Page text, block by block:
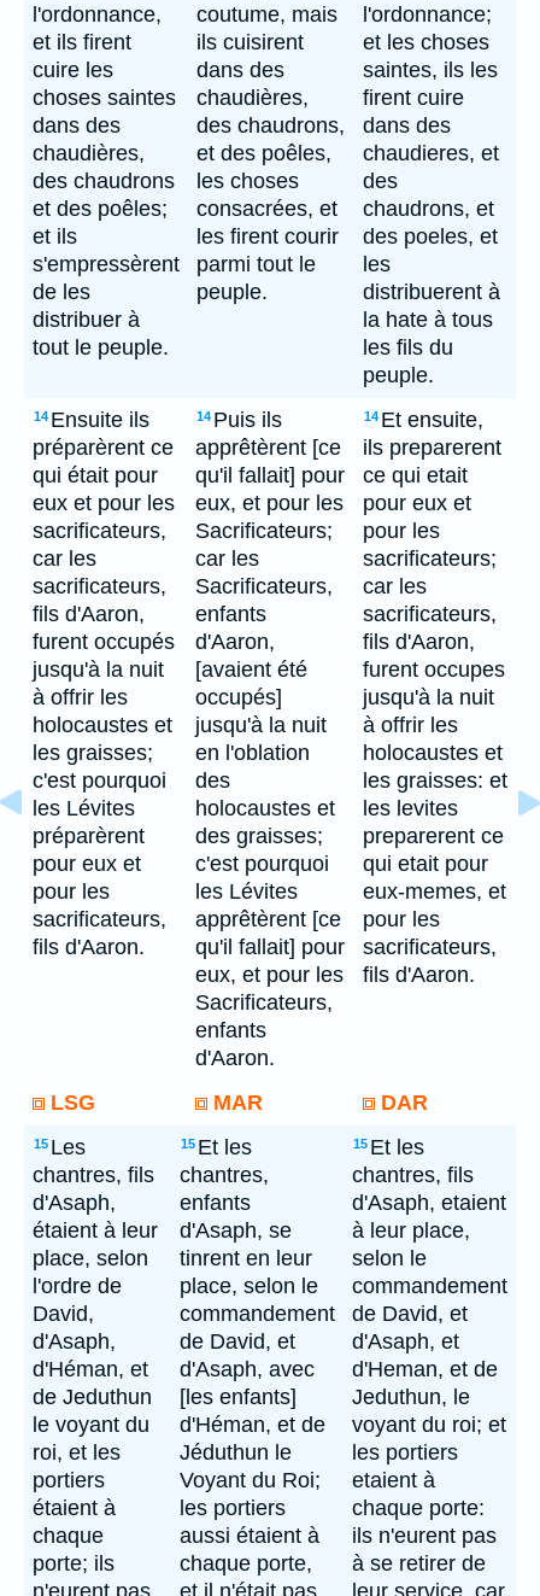
l'ordonnance,
et ils firent
cuire les
choses saintes
dans des
chaudières,
des chaudrons
et des poêles;
et ils
s'empressèrent
de les
distribuer à
tout le peuple.
coutume, mais
ils cuisirent
dans des
chaudières,
des chaudrons,
et des poêles,
les choses
consacrées, et
les firent courir
parmi tout le
peuple.
l'ordonnance;
et les choses
saintes, ils les
firent cuire
dans des
chaudieres, et
des
chaudrons, et
des poeles, et
les
distribuerent à
la hate à tous
les fils du
peuple.
14 Ensuite ils
préparèrent ce
qui était pour
eux et pour les
sacrificateurs,
car les
sacrificateurs,
fils d'Aaron,
furent occupés
jusqu'à la nuit
à offrir les
holocaustes et
les graisses;
c'est pourquoi
les Lévites
préparèrent
pour eux et
pour les
sacrificateurs,
fils d'Aaron.
14 Puis ils
apprêtèrent [ce
qu'il fallait] pour
eux, et pour les
Sacrificateurs;
car les
Sacrificateurs,
enfants
d'Aaron,
[avaient été
occupés]
jusqu'à la nuit
en l'oblation
des
holocaustes et
des graisses;
c'est pourquoi
les Lévites
apprêtèrent [ce
qu'il fallait] pour
eux, et pour les
Sacrificateurs,
enfants
d'Aaron.
14 Et ensuite,
ils preparerent
ce qui etait
pour eux et
pour les
sacrificateurs;
car les
sacrificateurs,
fils d'Aaron,
furent occupes
jusqu'à la nuit
à offrir les
holocaustes et
les graisses: et
les levites
preparerent ce
qui etait pour
eux-memes, et
pour les
sacrificateurs,
fils d'Aaron.
LSG MAR DAR
15 Les
chantres, fils
d'Asaph,
étaient à leur
place, selon
l'ordre de
David,
d'Asaph,
d'Héman, et
de Jeduthun
le voyant du
roi, et les
portiers
étaient à
chaque
porte; ils
n'eurent pas
15 Et les
chantres,
enfants
d'Asaph, se
tinrent en leur
place, selon le
commandement
de David, et
d'Asaph, avec
[les enfants]
d'Héman, et de
Jéduthun le
Voyant du Roi;
les portiers
aussi étaient à
chaque porte,
et il n'était pas
15 Et les
chantres, fils
d'Asaph, etaient
à leur place,
selon le
commandement
de David, et
d'Asaph, et
d'Heman, et de
Jeduthun, le
voyant du roi; et
les portiers
etaient à
chaque porte:
ils n'eurent pas
à se retirer de
leur service, car